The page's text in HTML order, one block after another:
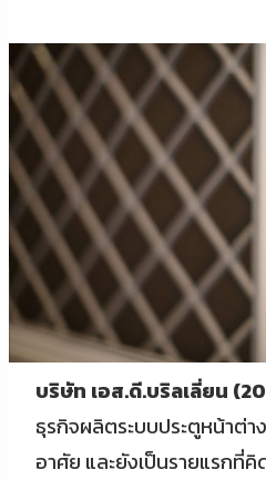
บริษัท เอส.ดี.บริลเลี่ยน
ธุรกิจผลิตระบบประตูหน้าต่
อาศัย และยังเป็นรายแรกที่